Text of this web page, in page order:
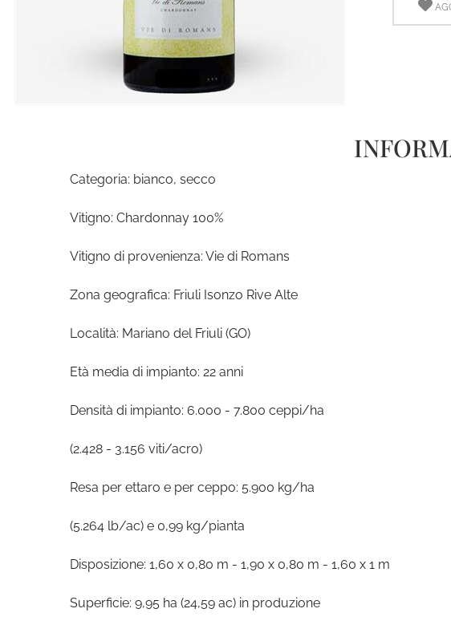
Categoria: bianco, secco
Vitigno: Chardonnay 100%
Vitigno di provenienza: Vie di Romans
Zona geografica: Friuli Isonzo Rive Alte
Località: Mariano del Friuli (GO)
Età media di impianto: 22 anni
Densità di impianto: 6.000 - 7.800 ceppi/ha
(2.428 - 3.156 viti/acro)
Resa per ettaro e per ceppo: 5.900 kg/ha
(5.264 lb/ac) e 0,99 kg/pianta
Disposizione: 1,60 x 0,80 m - 1,90 x 0,80 m - 1,60 x 1 m
Superficie: 9,95 ha (24,59 ac) in produzione